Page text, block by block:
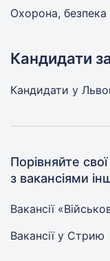
Охорона, безпека
Кандидати
Кандидати у
Порівняйте
з вакансіями
Вакансії
Вакансії у Стрию